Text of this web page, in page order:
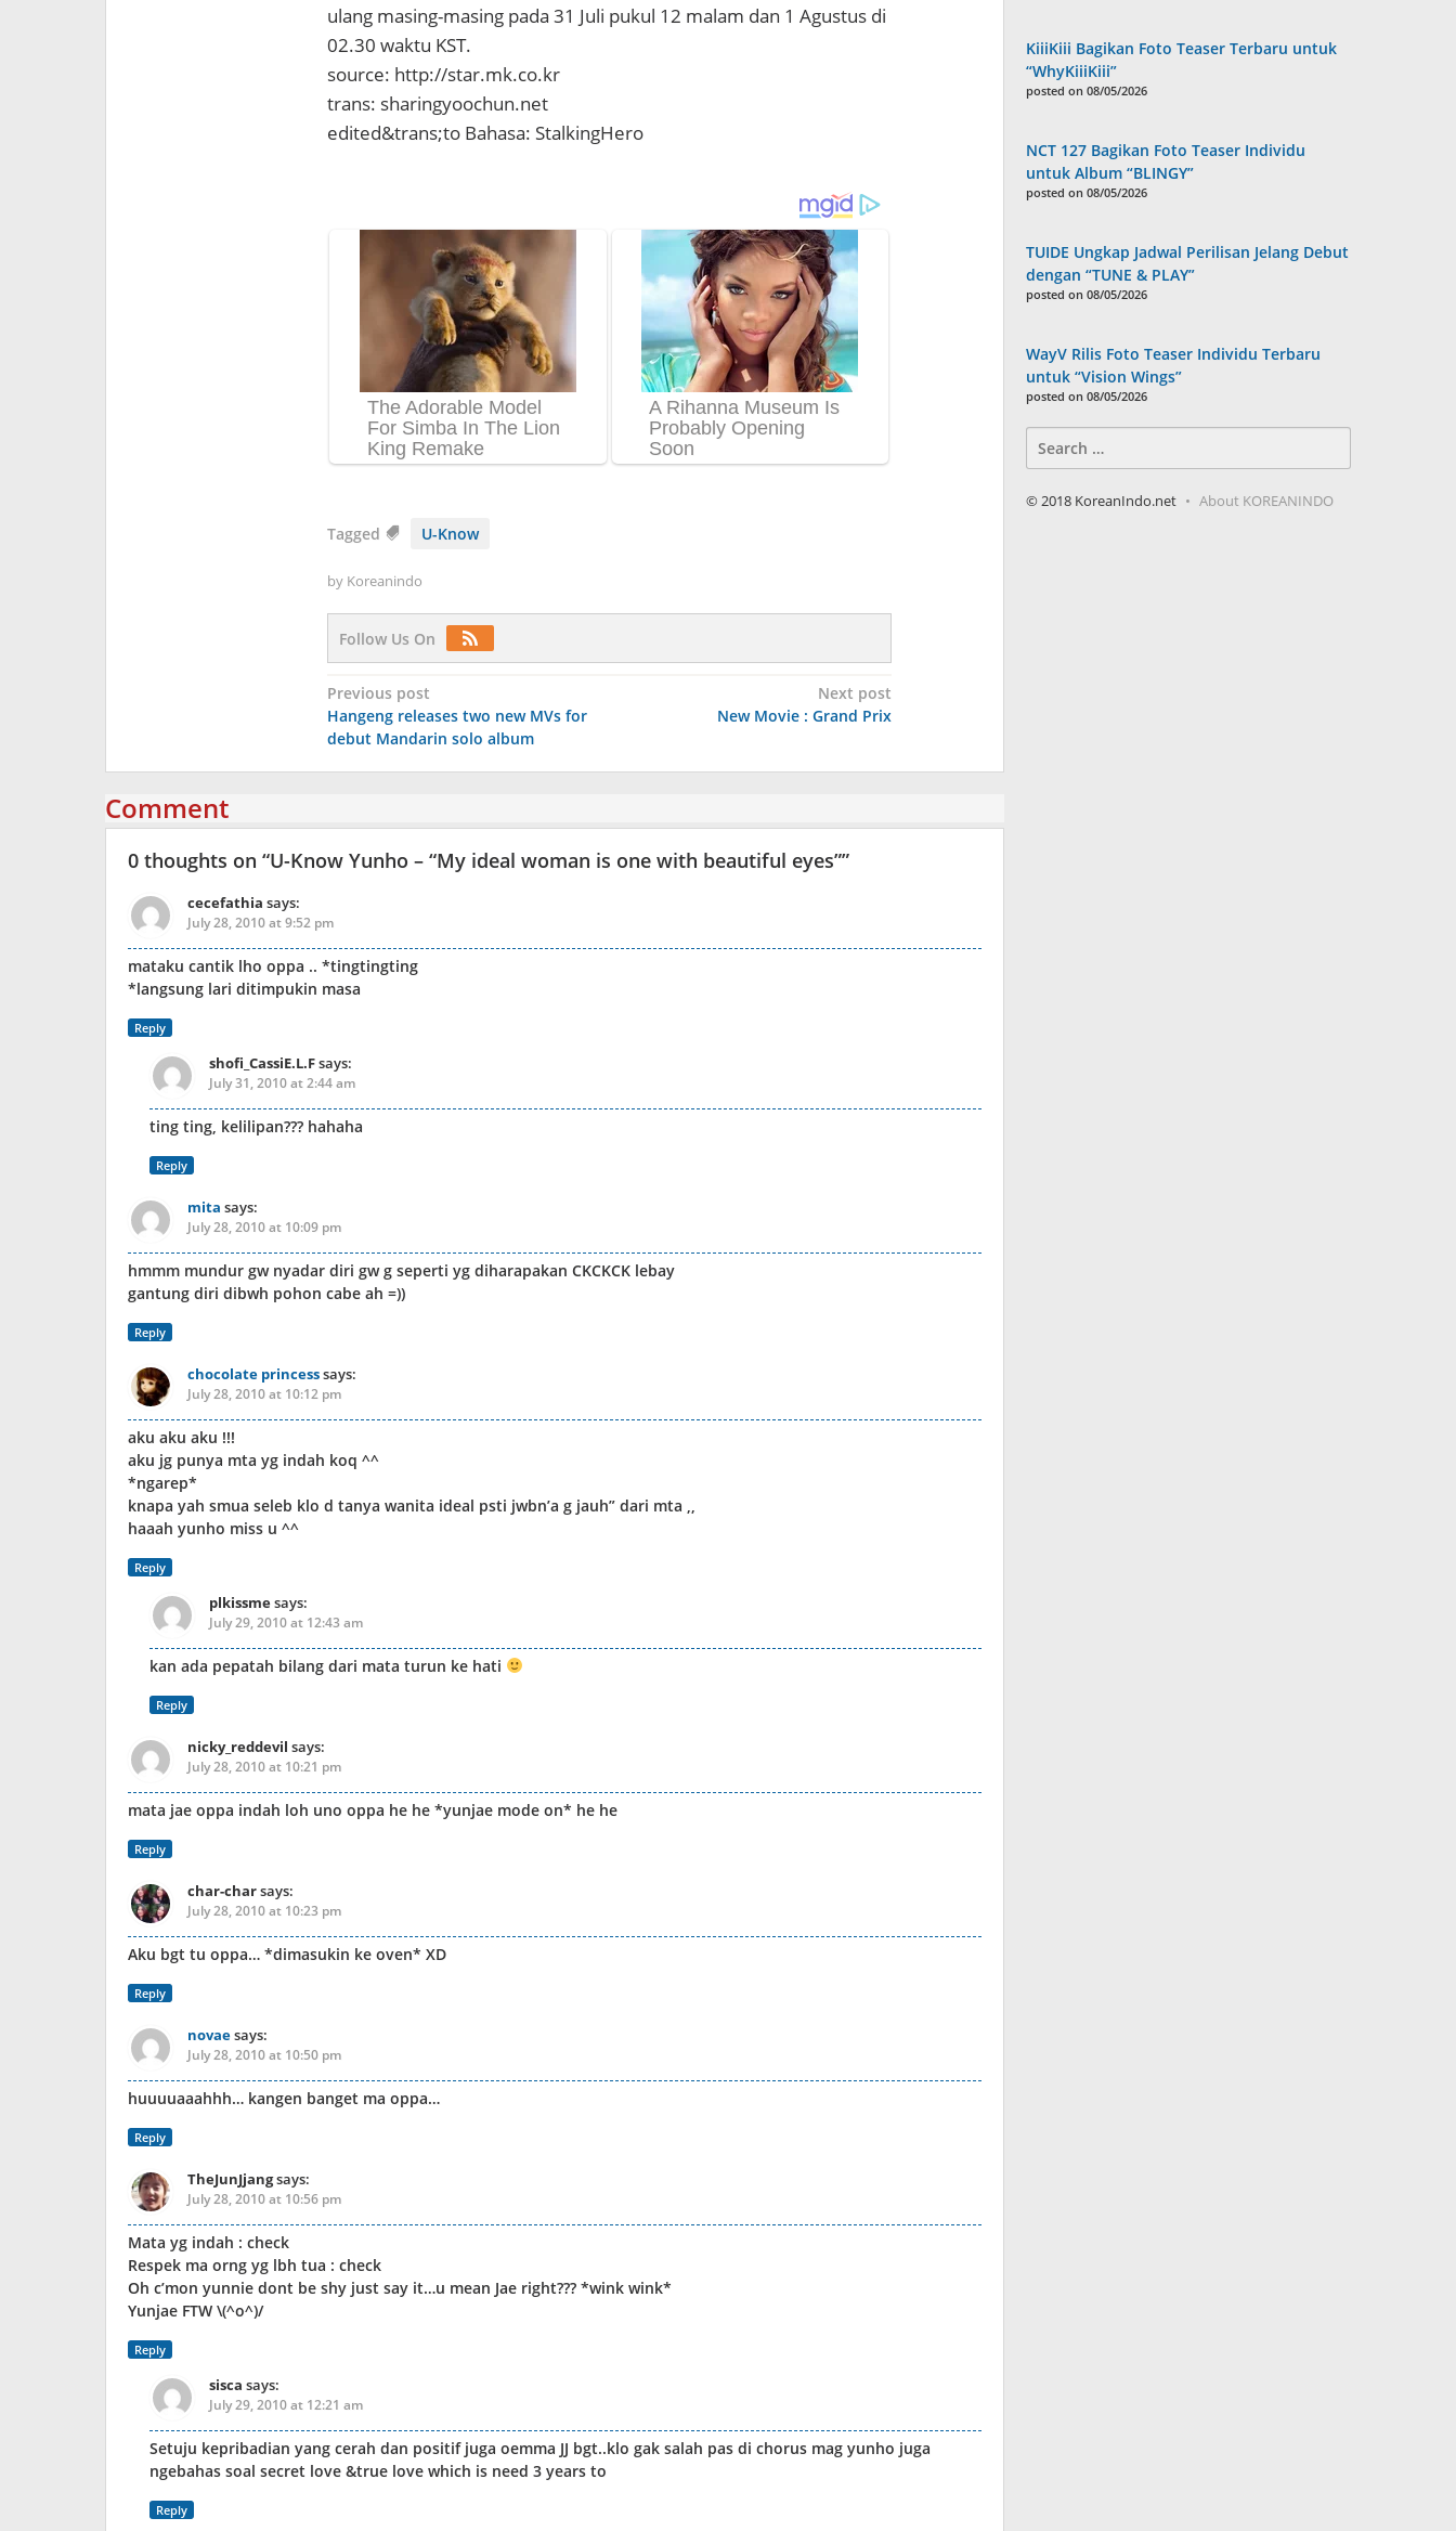
ulang masing-masing pada 31 Juli pukul 12 malam dan 1 Agustus di
02.30 waktu KST.
source: http://star.mk.co.kr
trans: sharingyoochun.net
edited&trans;to Bahasa: StalkingHero
Tagged U-Know
by Koreanindo
Follow Us On
Post
navigation
Previous post
Hangeng releases two new MVs for
debut Mandarin solo album
Next post
New Movie : Grand Prix
Comment
0 thoughts on “U-Know Yunho – “My ideal woman is one with beautiful eyes””
cecefathia says:
July 28, 2010 at 9:52 pm
mataku cantik lho oppa .. *tingtingting
*langsung lari ditimpukin masa
Reply
shofi_CassiE.L.Fsays:
July 31, 2010 at 2:44 am
ting ting, kelilipan??? hahaha
Reply
mita says:
July 28, 2010 at 10:09 pm
hmmm mundur gw nyadar diri gw g seperti yg diharapakan CKCKCK lebay
gantung diri dibwh pohon cabe ah =))
Reply
chocolate princesssays:
July 28, 2010 at 10:12 pm
aku aku aku !!!
aku jg punya mta yg indah koq ^^
*ngarep*
knapa yah smua seleb klo d tanya wanita ideal psti jwbn’a g jauh” dari mta ,,
haaah yunho miss u ^^
Reply
plkissmesays:
July 29, 2010 at 12:43 am
kan ada pepatah bilang dari mata turun ke hati
Reply
nicky_reddevil says:
July 28, 2010 at 10:21 pm
mata jae oppa indah loh uno oppa he he *yunjae mode on* he he
Reply
char-charsays:
July 28, 2010 at 10:23 pm
Aku bgt tu oppa… *dimasukin ke oven* XD
Reply
novaesays:
July 28, 2010 at 10:50 pm
huuuuaaahhh… kangen banget ma oppa…
Reply
TheJunJjangsays:
July 28, 2010 at 10:56 pm
Mata yg indah : check
Respek ma orng yg lbh tua : check
Oh c’mon yunnie dont be shy just say it…u mean Jae right??? *wink wink*
Yunjae FTW \(^o^)/
Reply
sisca says:
July 29, 2010 at 12:21 am
Setuju kepribadian yang cerah dan positif juga oemma JJ bgt..klo gak salah pas di chorus mag yunho juga
ngebahas soal secret love &true love which is need 3 years to
Reply
KiiiKiii Bagikan Foto Teaser Terbaru untuk
“WhyKiiiKiii”
posted on 08/05/2026
NCT 127 Bagikan Foto Teaser Individu
untuk Album “BLINGY”
posted on 08/05/2026
TUIDE Ungkap Jadwal Perilisan Jelang Debut
dengan “TUNE & PLAY”
posted on 08/05/2026
WayV Rilis Foto Teaser Individu Terbaru
untuk “Vision Wings”
posted on 08/05/2026
for:
© 2018 KoreanIndo.net About KOREANINDO